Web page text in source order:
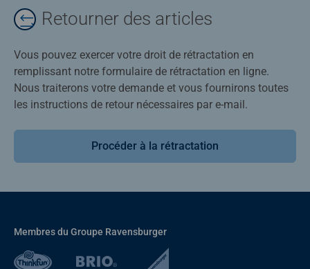
Retourner des articles
Vous pouvez exercer votre droit de rétractation en
remplissant notre formulaire de rétractation en ligne.
Nous traiterons votre demande et vous fournirons toutes
les instructions de retour nécessaires par e-mail.
Procéder à la rétractation
Membres du Groupe Ravensburger